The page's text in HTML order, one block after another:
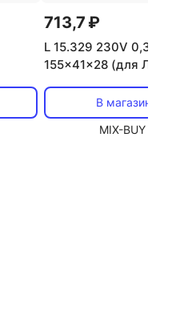
713,7 ₽
L 15.329 230V 0,31A
155x41x28 (для ЛЛ
В магазин
MIX-BUY